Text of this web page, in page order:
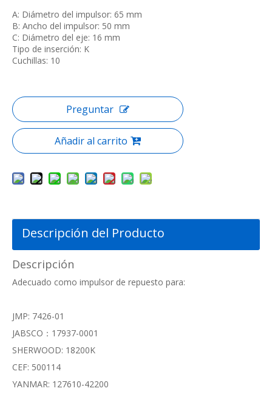
A: Diámetro del impulsor: 65 mm
B: Ancho del impulsor: 50 mm
C: Diámetro del eje: 16 mm
Tipo de inserción: K
Cuchillas: 10
Preguntar
Añadir al carrito
Descripción del Producto
Descripción
Adecuado como impulsor de repuesto para:
JMP: 7426-01
JABSCO：17937-0001
SHERWOOD: 18200K
CEF: 500114
YANMAR: 127610-42200